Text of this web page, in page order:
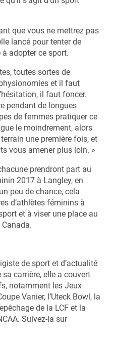
que vous ne mettrez pas
lancé pour tenter de
adopter ce sport.
toutes sortes de
et il faut
il faut foncer.
pendant de longues
de femmes pratiquer ce
le moindrement, alors
une première fois, et
vous amener plus loin. »
prendront part au
2017 à Langley, en
peu de chance, cela
d’athlètes féminins à
et à viser une place au
de sport et d’actualité
carrière, elle a couvert
notamment les Jeux
Vanier, l’Uteck Bowl, la
de la LCF et la
Suivez-la sur